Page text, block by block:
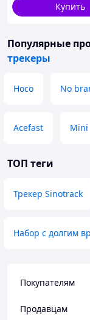
Купить
Популярные
трекеры
Hoco No
Acefast Mini
ТОП теги
Трекер Sinotrack
Набор с долгим
Покупателям
Продавцам